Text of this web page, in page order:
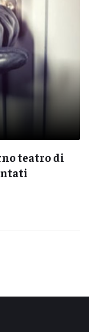
teatro di